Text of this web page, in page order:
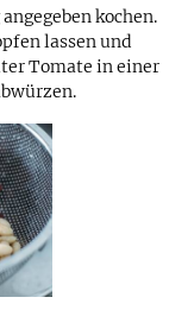
kochen.
lassen und
Tomate in einer